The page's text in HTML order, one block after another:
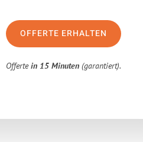
OFFERTE ERHALTEN
Offertein 15 Minuten (garantiert).